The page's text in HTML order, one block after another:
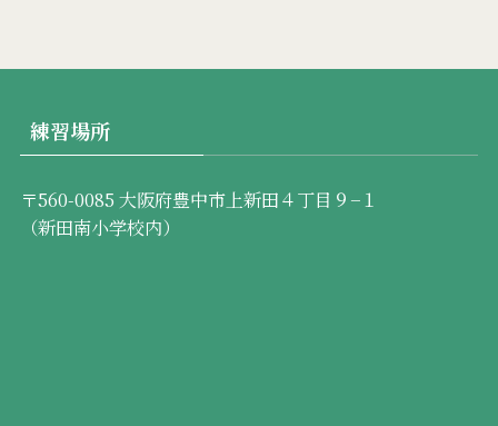
練習場所
〒560-0085 大阪府豊中市上新田４丁目９−１
（新田南小学校内）